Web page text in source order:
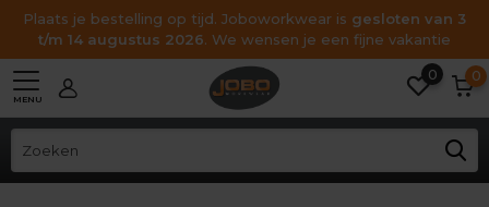
Plaats je bestelling op tijd. Joboworkwear is gesloten van 3
t/m 14 augustus 2026. We wensen je een fijne vakantie
MENU
0 0